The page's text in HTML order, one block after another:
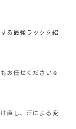
る最強ラックを紹
お任せください☺
直し、汗による変